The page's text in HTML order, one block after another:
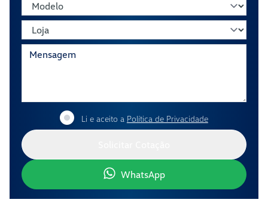
Li e aceito a Política de Privacidade
WhatsApp